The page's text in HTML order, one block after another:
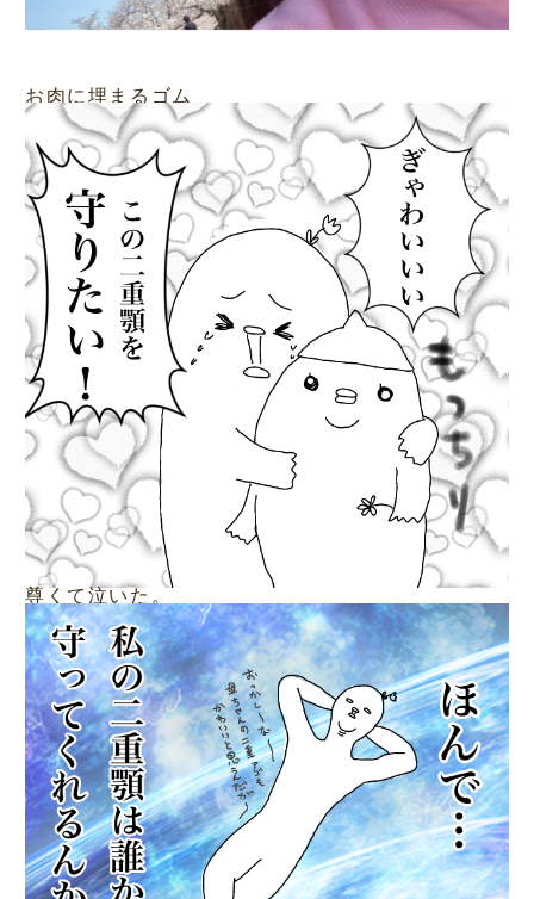
お肉に埋まるゴム
尊くて泣いた。